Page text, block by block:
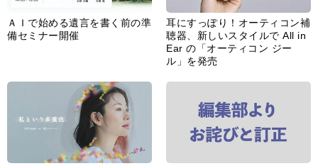
ＡＩで始める遺言を書く前の準
備セミナー開催
耳にすっぽり！オーティコン補
聴器、新しいスタイルで All in
Ear の「オーティコン ジー
ル」を発売